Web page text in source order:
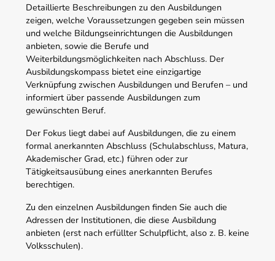
Detaillierte Beschreibungen zu den Ausbildungen
zeigen, welche Voraussetzungen gegeben sein müssen
und welche Bildungseinrichtungen die Ausbildungen
anbieten, sowie die Berufe und
Weiterbildungsmöglichkeiten nach Abschluss. Der
Ausbildungskompass bietet eine einzigartige
Verknüpfung zwischen Ausbildungen und Berufen – und
informiert über passende Ausbildungen zum
gewünschten Beruf.
Der Fokus liegt dabei auf Ausbildungen, die zu einem
formal anerkannten Abschluss (Schulabschluss, Matura,
Akademischer Grad, etc.) führen oder zur
Tätigkeitsausübung eines anerkannten Berufes
berechtigen.
Zu den einzelnen Ausbildungen finden Sie auch die
Adressen der Institutionen, die diese Ausbildung
anbieten (erst nach erfüllter Schulpflicht, also z. B. keine
Volksschulen).